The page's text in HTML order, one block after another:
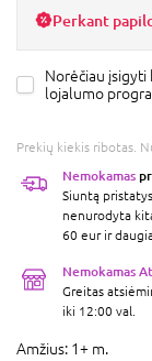
Perkant
Norėčiau
lojalumo
Prekių kiekis ribotas.
Nemokamas
Siuntą
nenurodyta
60 eur ir
Nemokamas
Greitas
iki 12:00 val.
Amžius: 1+ m.